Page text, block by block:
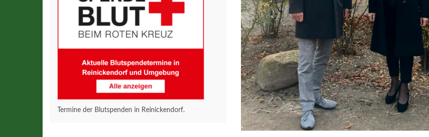
Termine der Blutspenden in Reinickendorf.